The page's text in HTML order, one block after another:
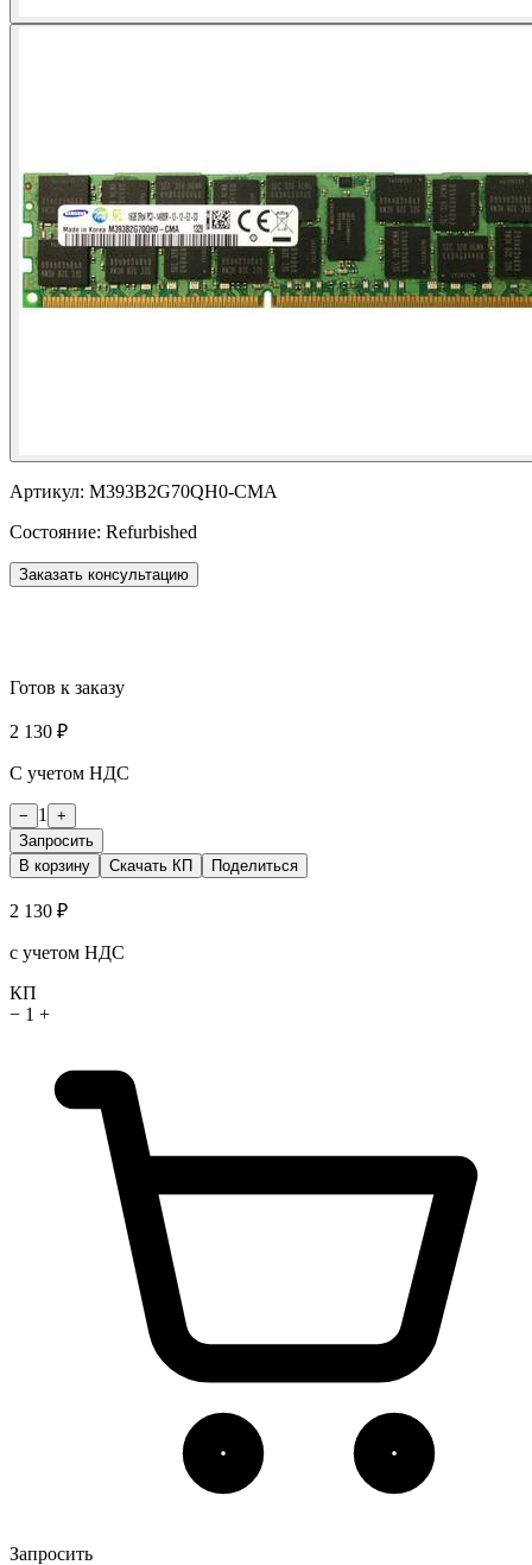
Артикул: M393B2G70QH0-CMA
Состояние: Refurbished
Заказать консультацию
Готов к заказу
2 130 ₽
С учетом НДС
− 1
+
Запросить
В корзину
Скачать КП Поделиться
2 130 ₽
с учетом НДС
КП
− 1 +
Запросить